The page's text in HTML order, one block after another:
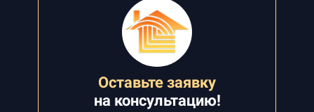
Оставьте заявку
на консультацию!